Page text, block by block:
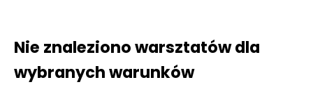
Nie znaleziono warsztatów dla
wybranych warunków